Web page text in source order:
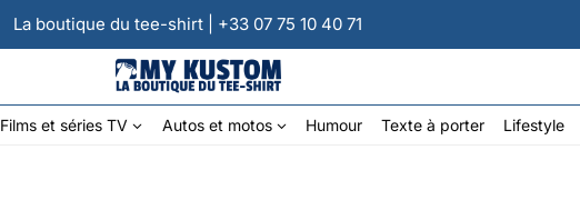
La boutique du tee-shirt | +33 07 75 10 40 71
Films et séries TV Autos et motos Humour Texte à porter Lifestyle